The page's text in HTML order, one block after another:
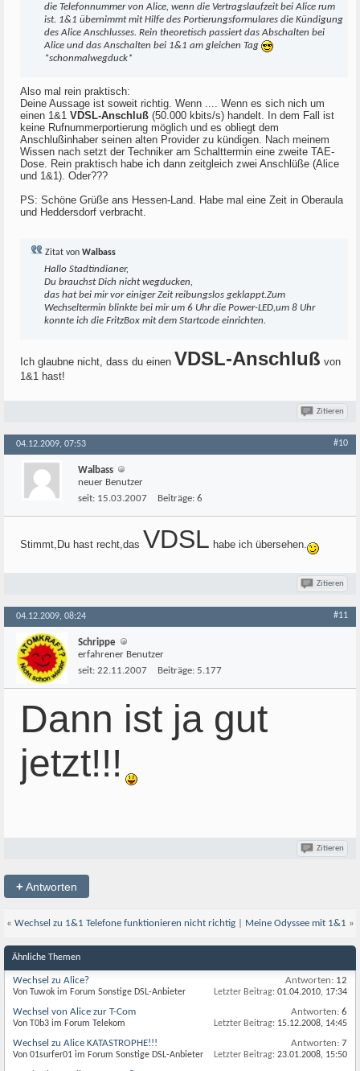
die Telefonnummer von Alice, wenn die Vertragslaufzeit bei Alice rum
ist. 1&1 übernimmt mit Hilfe des Portierungsformulares die Kündigung
des Alice Anschlusses. Rein theoretisch passiert das Abschalten bei
Alice und das Anschalten bei 1&1 am gleichen Tag
*schonmalwegduck*
Also mal rein praktisch:
Deine Aussage ist soweit richtig. Wenn .... Wenn es sich nich um
einen 1&1 VDSL-Anschluß (50.000 kbits/s) handelt. In dem Fall ist
keine Rufnummerportierung möglich und es obliegt dem
Anschlußinhaber seinen alten Provider zu kündigen. Nach meinem
Wissen nach setzt der Techniker am Schalttermin eine zweite TAE-
Dose. Rein praktisch habe ich dann zeitgleich zwei Anschlüße (Alice
und 1&1). Oder???
PS: Schöne Grüße ans Hessen-Land. Habe mal eine Zeit in Oberaula
und Heddersdorf verbracht.
Zitat von Walbass
Hallo Stadtindianer,
Du brauchst Dich nicht wegducken,
das hat bei mir vor einiger Zeit reibungslos geklappt.Zum
Wechseltermin blinkte bei mir um 6 Uhr die Power-LED,um 8 Uhr
konnte ich die FritzBox mit dem Startcode einrichten.
Ich glaubne nicht, dass du einen VDSL-Anschluß von
1&1 hast!
Zitieren
04.12.2009, 07:53 #10
Walbass
neuer Benutzer
seit: 15.03.2007 Beiträge: 6
Stimmt,Du hast recht,das VDSL habe ich übersehen.
Zitieren
04.12.2009, 08:24 #11
Schrippe
erfahrener Benutzer
seit: 22.11.2007 Beiträge: 5.177
Dann ist ja gut
jetzt!!!
Zitieren
+Antworten
« Wechsel zu 1&1 Telefone funktionieren nicht richtig| Meine Odyssee mit 1&1 »
Ähnliche Themen
Wechsel zu Alice?
Von Tuwok im Forum Sonstige DSL-Anbieter
Antworten: 12
Letzter Beitrag: 01.04.2010, 17:34
Wechsel von Alice zur T-Com
Von T0b3 im Forum Telekom
Antworten: 6
Letzter Beitrag: 15.12.2008, 14:45
Wechsel zu Alice KATASTROPHE!!!
Von 01surfer01 im Forum Sonstige DSL-Anbieter
Antworten: 7
Letzter Beitrag: 23.01.2008, 15:50